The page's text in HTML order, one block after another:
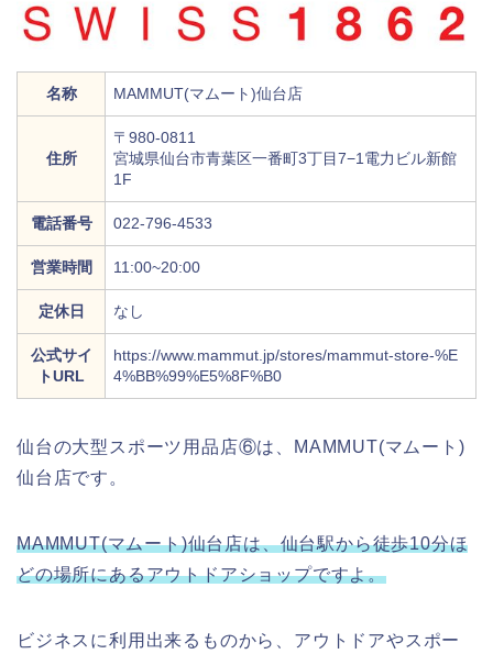
名称 MAMMUT(マムート)仙台店
住所
〒980-0811
宮城県仙台市青葉区一番町3丁目7−1電力ビル新館
1F
電話番号 022-796-4533
営業時間 11:00~20:00
定休日 なし
公式サイ
トURL
https://www.mammut.jp/stores/mammut-store-%E
4%BB%99%E5%8F%B0
仙台の大型スポーツ用品店⑥は、MAMMUT(マムート)
仙台店です。
MAMMUT(マムート)仙台店は、仙台駅から徒歩10分ほ
どの場所にあるアウトドアショップですよ。
ビジネスに利用出来るものから、アウトドアやスポー